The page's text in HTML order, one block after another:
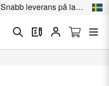
Snabb leverans på lagervara